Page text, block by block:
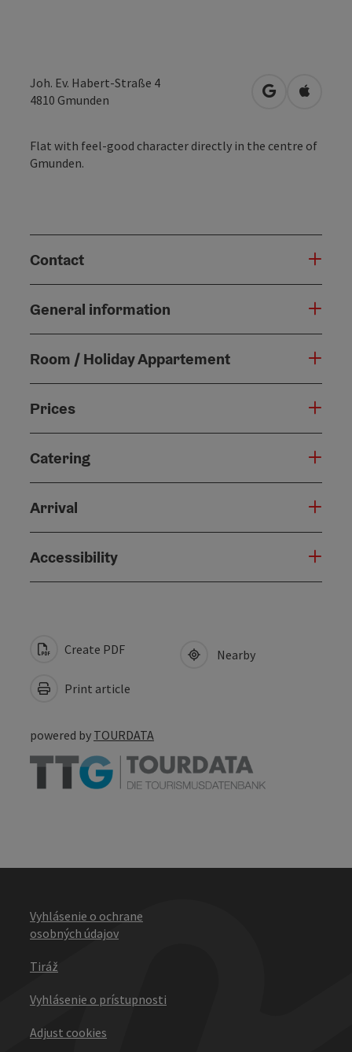
Joh. Ev. Habert-Straße 4
4810 Gmunden open inOpen in
Flat with feel-good character directly in the centre of
Gmunden.
Contact
General information
Room / Holiday Appartement
Prices
Catering
Arrival
Accessibility
Create PDF
Print article
Nearby
powered by TOURDATA
Vyhlásenie o ochrane
osobných údajov
Tiráž
Vyhlásenie o prístupnosti
Adjust cookies